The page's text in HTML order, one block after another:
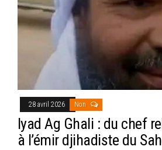
28 avril 2026 Non
Iyad Ag Ghali : du chef
à l’émir djihadiste du